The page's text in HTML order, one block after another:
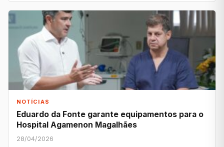
NOTÍCIAS
Eduardo da Fonte garante equipamentos para o
Hospital Agamenon Magalhães
28/04/2026